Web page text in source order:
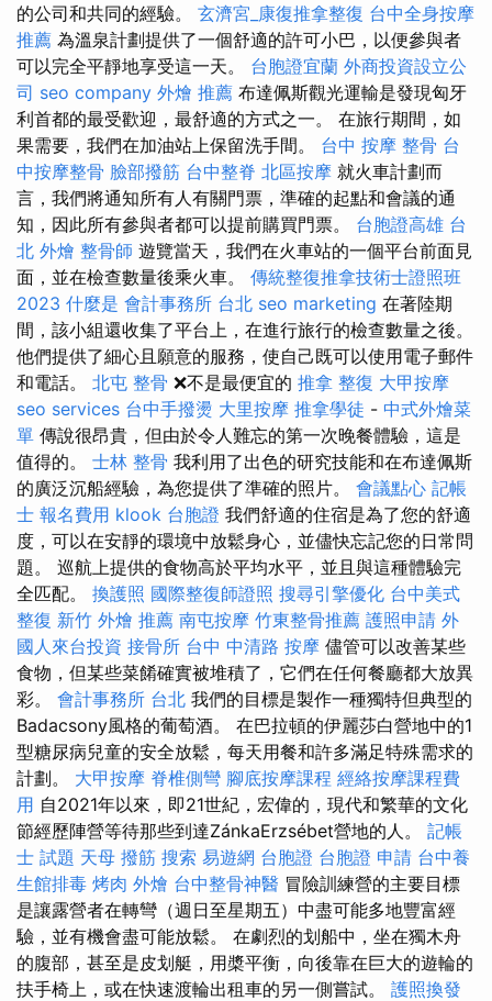
的公司和共同的經驗。 玄濟宮_康復推拿整復 台中全身按摩
推薦 為溫泉計劃提供了一個舒適的許可小巴，以便參與者
可以完全平靜地享受這一天。 台胞證宜蘭 外商投資設立公
司 seo company 外燴 推薦 布達佩斯觀光運輸是發現匈牙
利首都的最受歡迎，最舒適的方式之一。 在旅行期間，如
果需要，我們在加油站上保留洗手間。 台中 按摩 整骨 台
中按摩整骨 臉部撥筋 台中整脊 北區按摩 就火車計劃而
言，我們將通知所有人有關門票，準確的起點和會議的通
知，因此所有參與者都可以提前購買門票。 台胞證高雄 台
北 外燴 整骨師 遊覽當天，我們在火車站的一個平台前面見
面，並在檢查數量後乘火車。 傳統整復推拿技術士證照班
2023 什麼是 會計事務所 台北 seo marketing 在著陸期
間，該小組還收集了平台上，在進行旅行的檢查數量之後。
他們提供了細心且願意的服務，使自己既可以使用電子郵件
和電話。 北屯 整骨 ❌不是最便宜的 推拿 整復 大甲按摩
seo services 台中手撥燙 大里按摩 推拿學徒 - 中式外燴菜
單 傳說很昂貴，但由於令人難忘的第一次晚餐體驗，這是
值得的。 士林 整骨 我利用了出色的研究技能和在布達佩斯
的廣泛沉船經驗，為您提供了準確的照片。 會議點心 記帳
士 報名費用 klook 台胞證 我們舒適的住宿是為了您的舒適
度，可以在安靜的環境中放鬆身心，並儘快忘記您的日常問
題。 巡航上提供的食物高於平均水平，並且與這種體驗完
全匹配。 換護照 國際整復師證照 搜尋引擎優化 台中美式
整復 新竹 外燴 推薦 南屯按摩 竹東整骨推薦 護照申請 外
國人來台投資 接骨所 台中 中清路 按摩 儘管可以改善某些
食物，但某些菜餚確實被堆積了，它們在任何餐廳都大放異
彩。 會計事務所 台北 我們的目標是製作一種獨特但典型的
Badacsony風格的葡萄酒。 在巴拉頓的伊麗莎白營地中的1
型糖尿病兒童的安全放鬆，每天用餐和許多滿足特殊需求的
計劃。 大甲按摩 脊椎側彎 腳底按摩課程 經絡按摩課程費
用 自2021年以來，即21世紀，宏偉的，現代和繁華的文化
節經歷陣營等待那些到達ZánkaErzsébet營地的人。 記帳
士 試題 天母 撥筋 搜索 易遊網 台胞證 台胞證 申請 台中養
生館排毒 烤肉 外燴 台中整骨神醫 冒險訓練營的主要目標
是讓露營者在轉彎（週日至星期五）中盡可能多地豐富經
驗，並有機會盡可能放鬆。 在劇烈的划船中，坐在獨木舟
的腹部，甚至是皮划艇，用槳平衡，向後靠在巨大的遊輪的
扶手椅上，或在快速渡輪出租車的另一側嘗試。 護照換發